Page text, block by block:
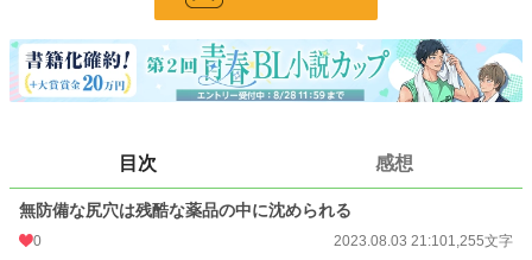
更新日時 2023.08.03 21:10
初回公開日時 2023.08.03 21:10
21 pt (62,459 位)
月間ポイント 77 pt (71,598 位)
目次 感想
無防備な尻穴は残酷な薬品の中に沈められる
0 2023.08.03 21:101,255文字